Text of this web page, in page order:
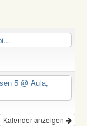
5 @ Aula,
Kalender anzeigen